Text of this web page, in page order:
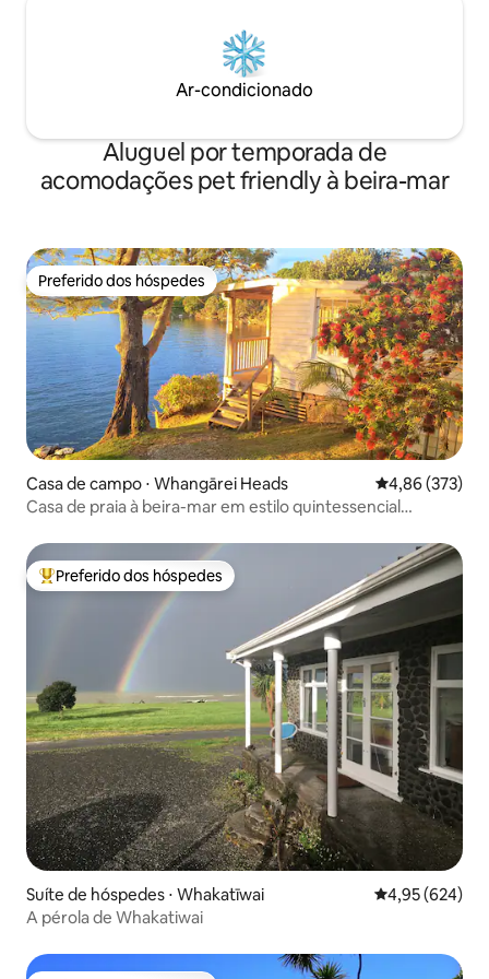
Ar-condicionado
Aluguel por temporada de
acomodações pet friendly à beira-mar
Preferido dos hóspedes
Preferido dos hóspedes
Casa de campo ⋅ Whangārei Heads 4,86 de uma
4,86 (373)
Casa de praia à beira-mar em estilo quintessencial
Entre os melhores preferidos dos hóspedes
Preferido dos hóspedes
Suíte de hóspedes ⋅ Whakatīwai 4,95 de uma
4,95 (624)
A pérola de Whakatiwai